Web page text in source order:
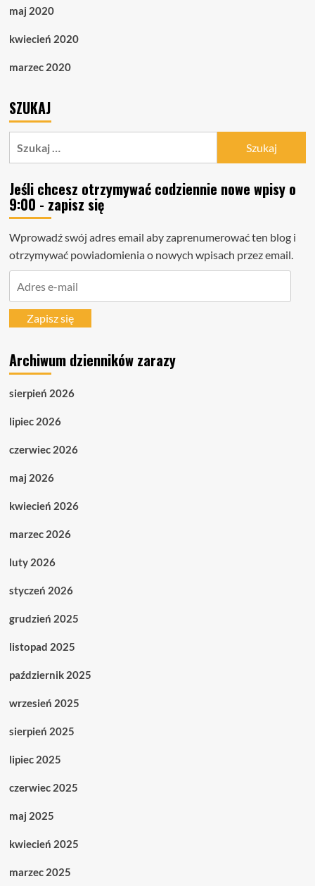
maj 2020
kwiecień 2020
marzec 2020
SZUKAJ
Jeśli chcesz otrzymywać codziennie nowe wpisy o
9:00 - zapisz się
Wprowadź swój adres email aby zaprenumerować ten blog i
otrzymywać powiadomienia o nowych wpisach przez email.
mailZapisz się
Archiwum dzienników zarazy
sierpień 2026
lipiec 2026
czerwiec 2026
maj 2026
kwiecień 2026
marzec 2026
luty 2026
styczeń 2026
grudzień 2025
listopad 2025
październik 2025
wrzesień 2025
sierpień 2025
lipiec 2025
czerwiec 2025
maj 2025
kwiecień 2025
marzec 2025